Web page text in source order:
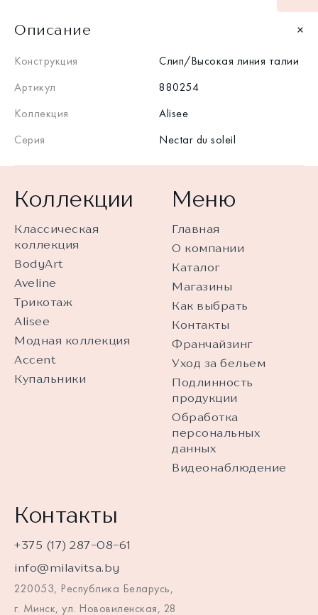
Описание
Конструкция
Слип/Высокая линия талии
Артикул
880254
Коллекция
Alisee
Серия
Nectar du soleil
Коллекции
Классическая
коллекция
BodyArt
Aveline
Трикотаж
Alisee
Модная коллекция
Accent
Купальники
Меню
Главная
О компании
Каталог
Магазины
Как выбрать
Контакты
Франчайзинг
Уход за бельем
Подлинность
продукции
Обработка
персональных
данных
Видеонаблюдение
Контакты
+375 (17) 287-08-61
info@milavitsa.by
220053, Республика Беларусь,
г. Минск, ул. Нововиленская, 28